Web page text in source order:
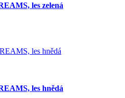
les zelená
les hnědá